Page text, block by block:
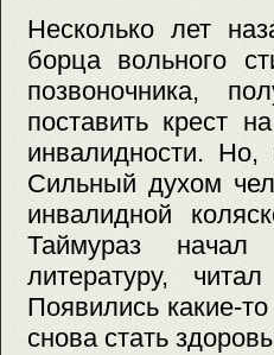
Несколько лет
борца вольного
позвоночника,
поставить крест
инвалидности.
Сильный духом
инвалидной
Таймураз начал
литературу,
Появились какие-
снова стать